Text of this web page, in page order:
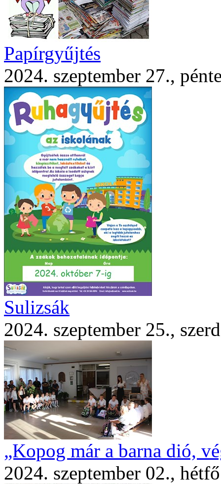
Papírgyűjtés
2024. szeptember 27.,
Sulizsák
2024. szeptember 25.,
„Kopog már a barna dió,
2024. szeptember 02., hétfő